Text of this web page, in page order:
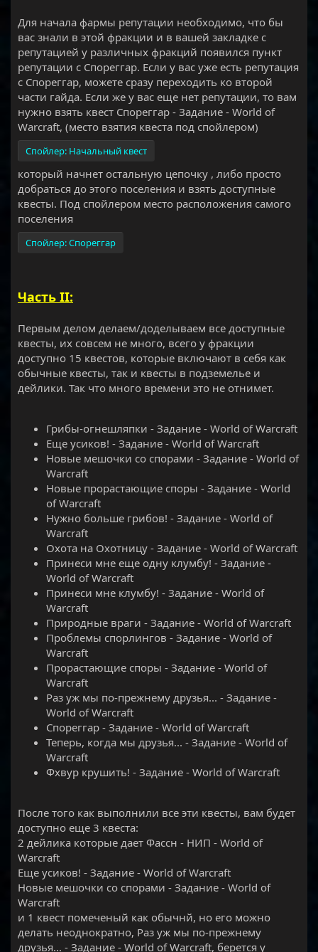
Для начала фармы репутации необходимо, что бы
вас знали в этой фракции и в вашей закладке с
репутацией у различных фракций появился пункт
репутации с Спореггар. Если у вас уже есть репутация
с Спореггар, можете сразу переходить ко второй
части гайда. Если же у вас еще нет репутации, то вам
нужно взять квест Спореггар - Задание - World of
Warcraft, (место взятия квеста под спойлером)
Спойлер: Начальный квест
который начнет остальную цепочку , либо просто
добраться до этого поселения и взять доступные
квесты. Под спойлером место расположения самого
поселения
Спойлер:Спореггар
Часть II:
Первым делом делаем/доделываем все доступные
квесты, их совсем не много, всего у фракции
доступно 15 квестов, которые включают в себя как
обычные квесты, так и квесты в подземелье и
дейлики. Так что много времени это не отнимет.
Грибы-огнешляпки - Задание - World of Warcraft
Еще усиков! - Задание - World of Warcraft
Новые мешочки со спорами - Задание - World of
Warcraft
Новые прорастающие споры - Задание - World
of Warcraft
Нужно больше грибов! - Задание - World of
Warcraft
Охота на Охотницу - Задание - World of Warcraft
Принеси мне еще одну клумбу! - Задание -
World of Warcraft
Принеси мне клумбу! - Задание - World of
Warcraft
Природные враги - Задание - World of Warcraft
Проблемы спорлингов - Задание - World of
Warcraft
Прорастающие споры - Задание - World of
Warcraft
Раз уж мы по-прежнему друзья... - Задание -
World of Warcraft
Спореггар - Задание - World of Warcraft
Теперь, когда мы друзья... - Задание - World of
Warcraft
Фхвур крушить! - Задание - World of Warcraft
После того как выполнили все эти квесты, вам будет
доступно еще 3 квеста:
2 дейлика которые дает Фассн - НИП - World of
Warcraft
Еще усиков! - Задание - World of Warcraft
Новые мешочки со спорами - Задание - World of
Warcraft
и 1 квест помеченый как обычнй, но его можно
делать неоднократно, Раз уж мы по-прежнему
друзья... - Задание - World of Warcraft, берется у